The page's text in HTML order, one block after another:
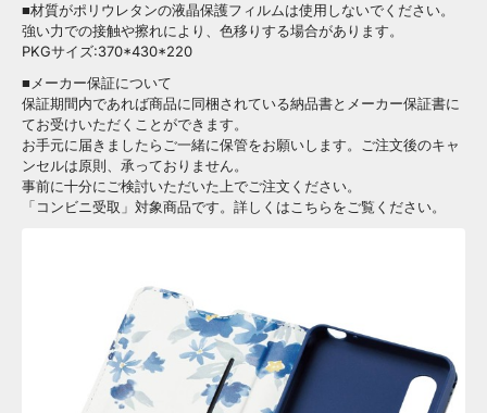
■材質がポリウレタンの液晶保護フィルムは使用しないでください。
強い力での接触や擦れにより、色移りする場合があります。
PKGサイズ:370*430*220
■メーカー保証について
保証期間内であれば商品に同梱されている納品書とメーカー保証書に
てお受けいただくことができます。
お手元に届きましたらご一緒に保管をお願いします。ご注文後のキャ
ンセルは原則、承っておりません。
事前に十分にご検討いただいた上でご注文ください。
「コンビニ受取」対象商品です。詳しくはこちらをご覧ください。